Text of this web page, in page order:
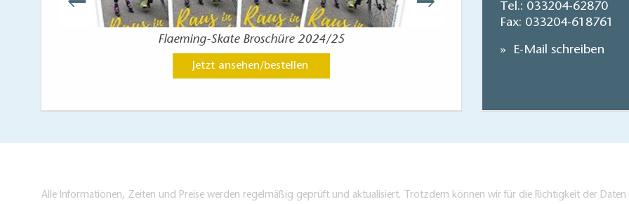
Flaeming-Skate Broschüre 2024/25
Jetzt ansehen/bestellen
Tel.: 033204-62870
Fax: 033204-618761
E-Mail schreiben
Alle Informationen, Zeiten und Preise werden regelmäßig geprüft und aktualisiert. Trotzdem können wir für die Richtigkeit der